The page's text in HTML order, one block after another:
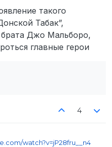
такого
Табак”,
брата Джо Мальборо,
главные герои
4
watch?v=jP28fru__n4